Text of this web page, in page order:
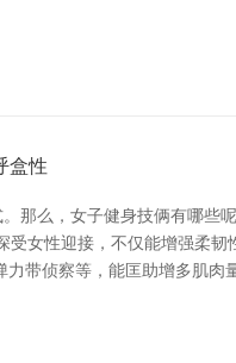
盒性
么，女子健身技俩有哪些
女性迎接，不仅能增强柔
带侦察等，能匡助增多肌